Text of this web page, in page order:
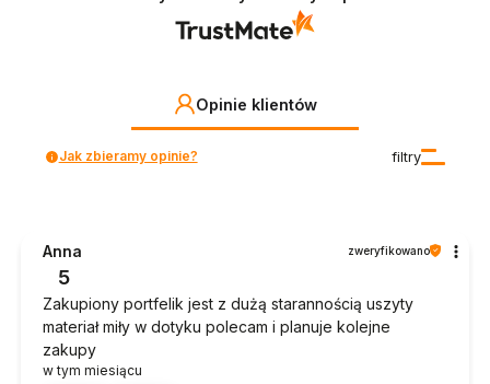
Opinie klientów
filtry
Jak zbieramy opinie?
Anna zweryfikowano
5
Zakupiony portfelik jest z dużą starannością uszyty
materiał miły w dotyku polecam i planuje kolejne
zakupy
w tym miesiącu